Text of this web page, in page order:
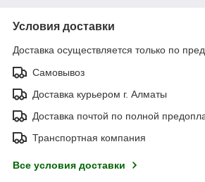
Условия доставки
Доставка осуществляется только по
Самовывоз
Доставка курьером г. Алматы
Доставка почтой по полной
Транспортная компания
Все условия доставки